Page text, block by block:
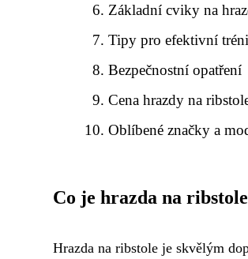
Základní cviky na
Tipy pro efektivní
Bezpečnostní opatření
Cena hrazdy na
Oblíbené značky a
Co je hrazda na ribstole
Hrazda na ribstole je skvělým